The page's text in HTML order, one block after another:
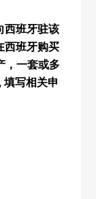
西班牙驻该
西班牙购买
，一套或多
填写相关申